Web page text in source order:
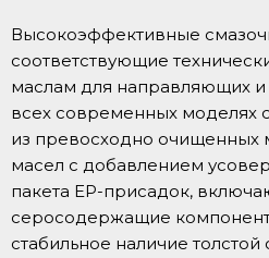
Высокоэффективные
соответствующие
маслам для направляющих и
всех современных моделях
из превосходно очищенных
масел с добавлением
пакета EP-присадок,
серосодержащие
стабильное наличие